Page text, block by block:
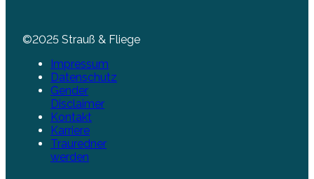
©2025 Strauß & Fliege
Impressum
Datenschutz
Gender
Disclaimer
Kontakt
Karriere
Trauredner
werden